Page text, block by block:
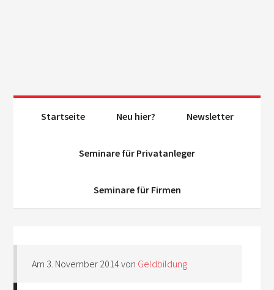
Startseite Neu hier? Newsletter
Seminare für Privatanleger
Seminare für Firmen
Am 3. November 2014von Geldbildung